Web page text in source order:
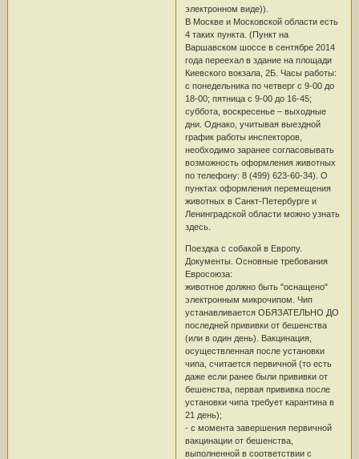
электронном виде)).
В Москве и Московской области есть
4 таких пункта. (Пункт на
Варшавском шоссе в сентябре 2014
года переехал в здание на площади
Киевского вокзала, 2Б. Часы работы:
с понедельника по четверг с 9-00 до
18-00; пятница с 9-00 до 16-45;
суббота, воскресенье – выходные
дни. Однако, учитывая выездной
график работы инспекторов,
необходимо заранее согласовывать
возможность оформления животных
по телефону: 8 (499) 623-60-34). О
пунктах оформления перемещения
животных в Санкт-Петербурге и
Ленинградской области можно узнать
здесь.
Поездка с собакой в Европу.
Документы. Основные требования
Евросоюза:
животное должно быть "оснащено"
электронным микрочипом. Чип
устанавливается ОБЯЗАТЕЛЬНО ДО
последней прививки от бешенства
(или в один день). Вакцинация,
осуществленная после установки
чипа, считается первичной (то есть
даже если ранее были прививки от
бешенства, первая прививка после
установки чипа требует карантина в
21 день);
- с момента завершения первичной
вакцинации от бешенства,
выполненной в соответствии с